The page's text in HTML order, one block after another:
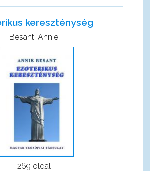
kereszténység
Besant, Annie
269 oldal